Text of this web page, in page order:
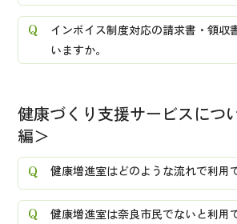
インボイス制度対応の請求書・領収
いますか。
健康づくり支援サービスにつ
編＞
健康増進室はどのような流れで利用
健康増進室は奈良市民でないと利用